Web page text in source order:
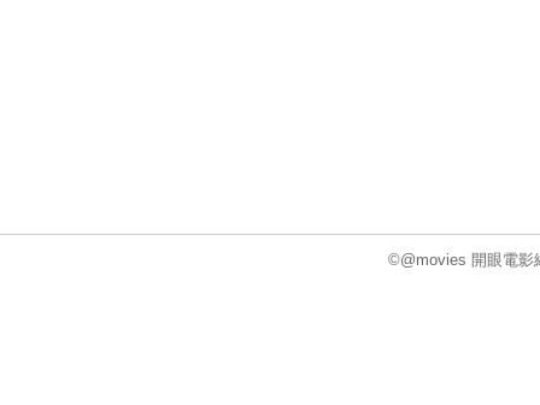
©@movies 開眼電